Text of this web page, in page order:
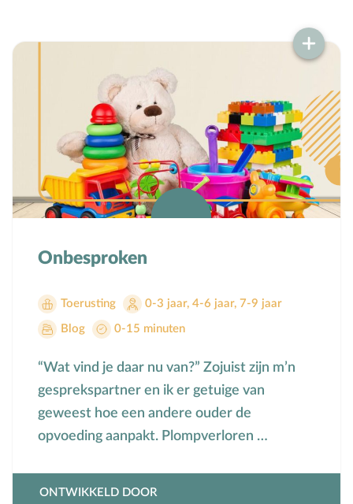
Onbesproken
Toerusting 0-3 jaar,4-6 jaar, 7-9 jaar
Blog 0-15 minuten
“Wat vind je daar nu van?” Zojuist zijn m’n
gesprekspartner en ik er getuige van
geweest hoe een andere ouder de
opvoeding aanpakt. Plompverloren …
ONTWIKKELD DOOR